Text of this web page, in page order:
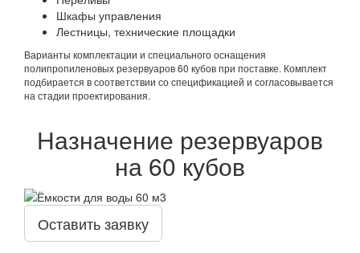
Шкафы управления
Лестницы, технические площадки
Варианты комплектации и специального оснащения
полипропиленовых резервуаров 60 кубов при поставке. Комплект
подбирается в соответствии со спецификацией и согласовывается
на стадии проектирования.
Назначение резервуаров
на 60 кубов
Оставить заявку